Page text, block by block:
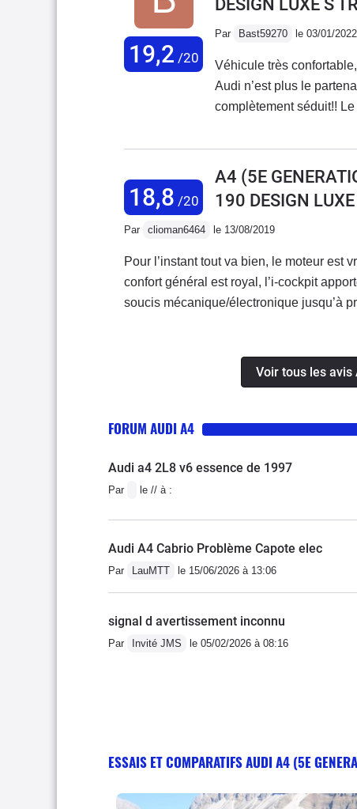
silencieuse.Pour moi
Mercedes.Bonne route CD
19,2 /20
DESIGN LUXE S
Par Bast59270 le 03/01/2022
Véhicule très
Audi n’est plus le
complètement séduit!!
pour peut de
18,8 /20
A4 (5E
190 DESIGN
Par clioman6464 le 13/08/2019
Pour l’instant tout va bien, le moteur est
confort général est royal, l’i-cockpit
soucis mécanique/électronique jusqu’à
Voir tous les avis
FORUM AUDI A4
Audi a4 2L8 v6 essence de 1997
Par le // à :
Audi A4 Cabrio Problème Capote elec
Par LauMTT le 15/06/2026 à 13:06
signal d avertissement inconnu
Par Invité JMS le 05/02/2026 à 08:16
ESSAIS ET COMPARATIFS AUDI A4 (5E